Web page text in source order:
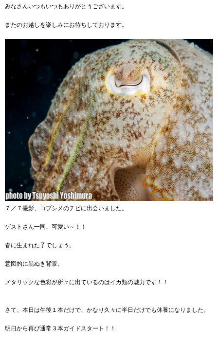
みなさんいつもいつもありがとうございます。
またのお越しを楽しみにお待ちしております。
７／７撮影、コブシメのチビに出会いました。
ゲストさん一同、可愛い～！！
春に生まれた子でしょう。
意図的に黒ぬき背景。
メタリックな色彩が所々に出ているのはイカ類の魅力です！！
さて、本日は午後１本だけで、かなり久々に半日だけでも休養になりました。
明日から再び通常３本ガイドスタート！！